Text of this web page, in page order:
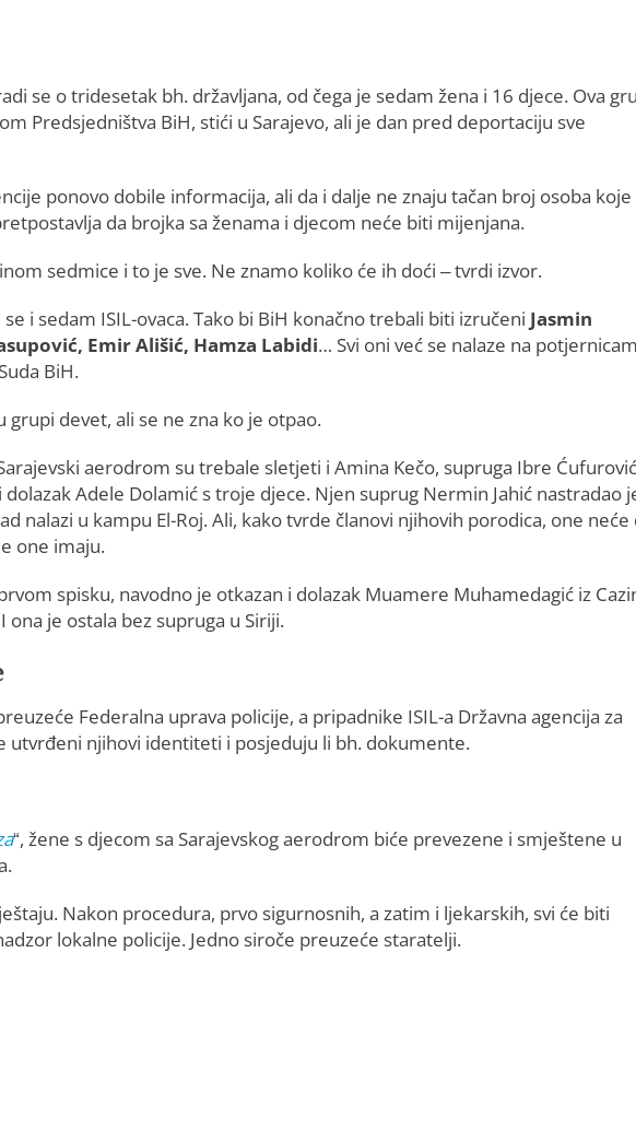
se o tridesetak bh. državljana, od čega je sedam žena i 16 djece. Ova
Predsjedništva BiH, stići u Sarajevo, ali je dan pred deportaciju sve
ponovo dobile informacija, ali da i dalje ne znaju tačan broj osoba koje
da brojka sa ženama i djecom neće biti mijenjana.
sedmice i to je sve. Ne znamo koliko će ih doći – tvrdi izvor.
i sedam ISIL-ovaca. Tako bi BiH konačno trebali biti izručeni Jasmin
Emir Ališić, Hamza Labidi… Svi oni već se nalaze na
BiH.
devet, ali se ne zna ko je otpao.
aerodrom su trebale sletjeti i Amina Kečo, supruga Ibre
Adele Dolamić s troje djece. Njen suprug Nermin Jahić nastradao
nalazi u kampu El-Roj. Ali, kako tvrde članovi njihovih porodica, one neće
one imaju.
spisku, navodno je otkazan i dolazak Muamere Muhamedagić iz
ona je ostala bez supruga u Siriji.
Federalna uprava policije, a pripadnike ISIL-a Državna agencija za
utvrđeni njihovi identiteti i posjeduju li bh. dokumente.
“, žene s djecom sa Sarajevskog aerodrom biće prevezene i smještene u
Nakon procedura, prvo sigurnosnih, a zatim i ljekarskih, svi će biti
lokalne policije. Jedno siroče preuzeće staratelji.